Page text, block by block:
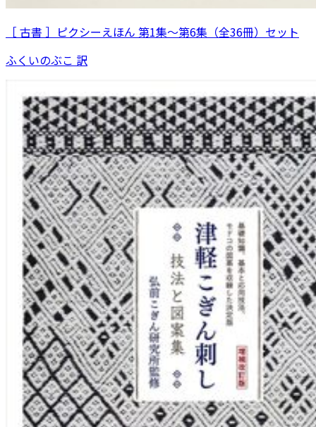
［ 古書 ］ピクシーえほん 第1集〜第6集（全36冊）セット
ふくいのぶこ 訳